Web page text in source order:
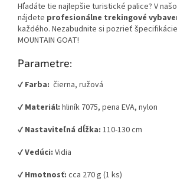
Hľadáte tie najlepšie turistické palice? V
nájdete profesionálne trekingové
každého. Nezabudnite si pozrieť
MOUNTAIN GOAT!
Parametre:
✔️ Farba: čierna, ružová
✔️ Materiál: hliník 7075, pena EVA, nylon
✔️ Nastaviteľná dĺžka: 110-130 cm
✔️Vedúci: Vidia
✔️ Hmotnosť: cca 270 g (1 ks)